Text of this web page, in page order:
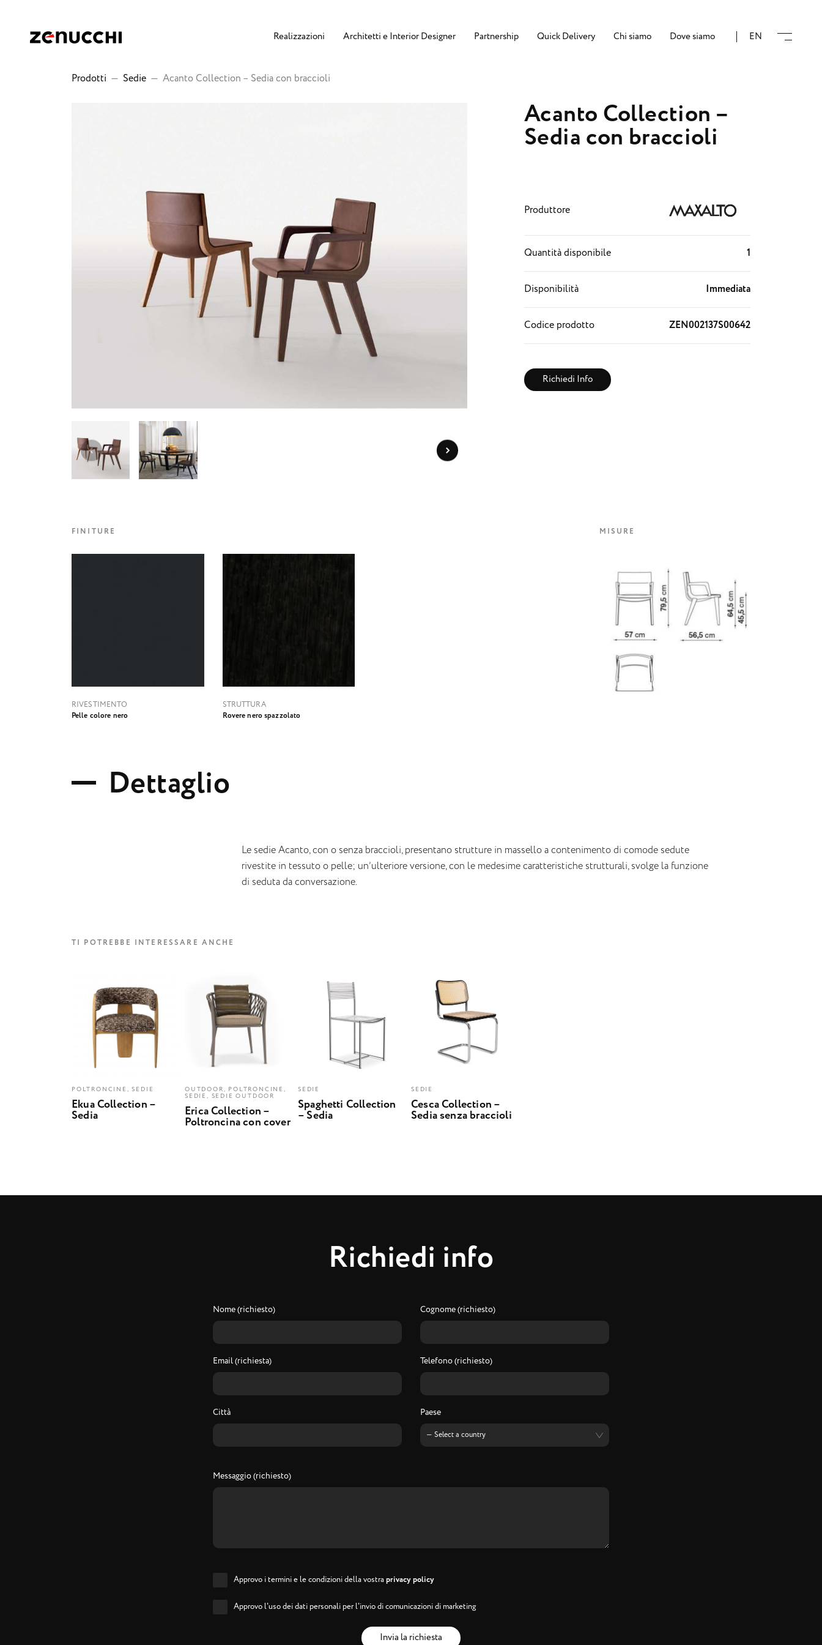
Realizzazioni Architetti e Interior Designer Partnership Quick Delivery Chi siamo Dove siamo EN
Prodotti — Sedie — Acanto Collection – Sedia con braccioli
Acanto Collection –
Sedia con braccioli
Produttore
Quantità disponibile 1
Disponibilità Immediata
Codice prodotto ZEN002137S00642
Richiedi Info
FINITURE
RIVESTIMENTO
Pelle colore nero
STRUTTURA
Rovere nero spazzolato
MISURE
Dettaglio
Le sedie Acanto, con o senza braccioli, presentano strutture in massello a contenimento di comode sedute
rivestite in tessuto o pelle; un’ulteriore versione, con le medesime caratteristiche strutturali, svolge la funzione
di seduta da conversazione.
TI POTREBBE INTERESSARE ANCHE
POLTRONCINE, SEDIE
Ekua Collection –
Sedia
OUTDOOR, POLTRONCINE,
SEDIE, SEDIE OUTDOOR
Erica Collection –
Poltroncina con cover
SEDIE
Spaghetti Collection
– Sedia
SEDIE
Cesca Collection –
Sedia senza braccioli
Richiedi info
Nome (richiesto) Cognome (richiesto)
Email (richiesta) Telefono (richiesto)
Città Paese
Messaggio (richiesto)
Approvo i termini e le condizioni della vostraprivacy policy
Approvo l'uso dei dati personali per l'invio di comunicazioni di marketing
Invia la richiesta